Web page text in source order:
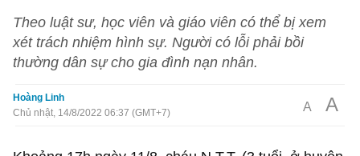
Theo luật sư, học viên và giáo viên có thể bị xem
xét trách nhiệm hình sự. Người có lỗi phải bồi
thường dân sự cho gia đình nạn nhân.
Hoàng Linh
Chủ nhật, 14/8/2022 06:37 (GMT+7)
A A